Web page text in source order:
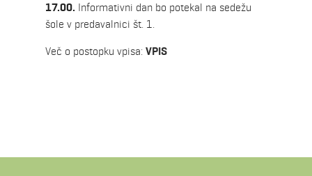
17.00. Informativni dan bo potekal na sedežu
šole v predavalnici št. 1.
Več o postopku vpisa: VPIS